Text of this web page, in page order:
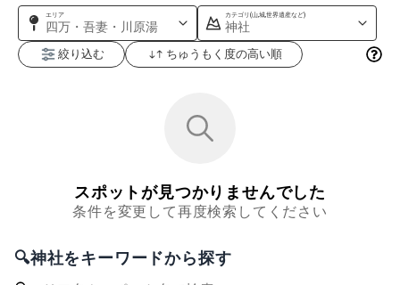
エリア
四万・吾妻・川原湯
カテゴリ(山,城,世界遺産など)
神社
絞り込む ちゅうもく度の高い順
スポットが見つかりませんでした
条件を変更して再度検索してください
🔍神社をキーワードから探す